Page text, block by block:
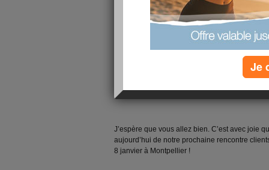
Bonjour à tous et à toutes !
J’espère que vous allez bien. C’est avec joie
aujourd’hui de notre prochaine rencontre
8 janvier à Montpellier !
Je